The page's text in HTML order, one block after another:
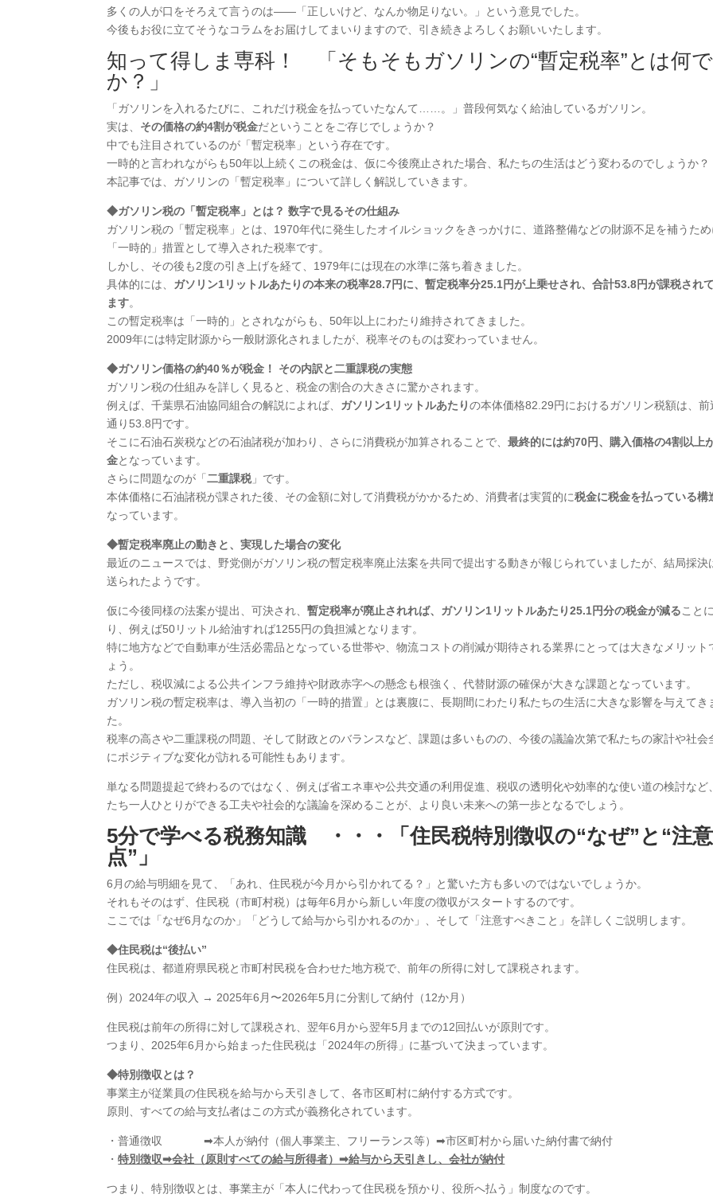
多くの人が口をそろえて言うのは――「正しいけど、なんか物足りない。」という意見でした。
今後もお役に立てそうなコラムをお届けしてまいりますので、引き続きよろしくお願いいたします。
知って得しま専科！ 「そもそもガソリンの“暫定税率”とは何
か？」
「ガソリンを入れるたびに、これだけ税金を払っていたなんて……。」普段何気なく給油しているガソリン。
実は、 その価格の約4割が税金だということをご存じでしょうか？
中でも注目されているのが「暫定税率」という存在です。
一時的と言われながらも50年以上続くこの税金は、仮に今後廃止された場合、私たちの生活はどう変わるのでしょうか？
本記事では、ガソリンの「暫定税率」について詳しく解説していきます。
◆ガソリン税の「暫定税率」とは？ 数字で見るその仕組み
ガソリン税の「暫定税率」とは、1970年代に発生したオイルショックをきっかけに、道路整備などの財源不足を補うた
「一時的」措置として導入された税率です。
しかし、その後も2度の引き上げを経て、1979年には現在の水準に落ち着きました。
具体的には、 ガソリン1リットルあたりの本来の税率28.7円に、暫定税率分25.1円が上乗せされ、合計53.8円が課税され
ます。
この暫定税率は「一時的」とされながらも、50年以上にわたり維持されてきました。
2009年には特定財源から一般財源化されましたが、税率そのものは変わっていません。
◆ガソリン価格の約40％が税金！ その内訳と二重課税の実態
ガソリン税の仕組みを詳しく見ると、税金の割合の大きさに驚かされます。
例えば、千葉県石油協同組合の解説によれば、 ガソリン1リットルあたりの本体価格82.29円におけるガソリン税額は、前
通り53.8円です。
そこに石油石炭税などの石油諸税が加わり、さらに消費税が加算されることで、最終的には約70円、購入価格の4割以上
金となっています。
さらに問題なのが「二重課税」です。
本体価格に石油諸税が課された後、その金額に対して消費税がかかるため、消費者は実質的に税金に税金を払っている構
なっています。
◆暫定税率廃止の動きと、実現した場合の変化
最近のニュースでは、野党側がガソリン税の暫定税率廃止法案を共同で提出する動きが報じられていましたが、結局採決
送られたようです。
仮に今後同様の法案が提出、可決され、暫定税率が廃止されれば、ガソリン1リットルあたり25.1円分の税金が減ること
り、例えば50リットル給油すれば1255円の負担減となります。
特に地方などで自動車が生活必需品となっている世帯や、物流コストの削減が期待される業界にとっては大きなメリット
ょう。
ただし、税収減による公共インフラ維持や財政赤字への懸念も根強く、代替財源の確保が大きな課題となっています。
ガソリン税の暫定税率は、導入当初の「一時的措置」とは裏腹に、長期間にわたり私たちの生活に大きな影響を与えてき
た。
税率の高さや二重課税の問題、そして財政とのバランスなど、課題は多いものの、今後の議論次第で私たちの家計や社会
にポジティブな変化が訪れる可能性もあります。
単なる問題提起で終わるのではなく、例えば省エネ車や公共交通の利用促進、税収の透明化や効率的な使い道の検討など
たち一人ひとりができる工夫や社会的な議論を深めることが、より良い未来への第一歩となるでしょう。
5分で学べる税務知識 ・・・
「住民税特別徴収の“なぜ”と“注意
点”」
6月の給与明細を見て、「あれ、住民税が今月から引かれてる？」と驚いた方も多いのではないでしょうか。
それもそのはず、住民税（市町村税）は毎年6月から新しい年度の徴収がスタートするのです。
ここでは「なぜ6月なのか」「どうして給与から引かれるのか」、そして「注意すべきこと」を詳しくご説明します。
◆住民税は“後払い”
住民税は、都道府県民税と市町村民税を合わせた地方税で、前年の所得に対して課税されます。
例）2024年の収入 → 2025年6月〜2026年5月に分割して納付（12か月）
住民税は前年の所得に対して課税され、翌年6月から翌年5月までの12回払いが原則です。
つまり、2025年6月から始まった住民税は「2024年の所得」に基づいて決まっています。
◆特別徴収とは？
事業主が従業員の住民税を給与から天引きして、各市区町村に納付する方式です。
原則、すべての給与支払者はこの方式が義務化されています。
・普通徴収 ➡本人が納付（個人事業主、フリーランス等）➡市区町村から届いた納付書で納付
・特別徴収➡会社（原則すべての給与所得者）➡給与から天引きし、会社が納付
つまり、特別徴収とは、事業主が「本人に代わって住民税を預かり、役所へ払う」制度なのです。